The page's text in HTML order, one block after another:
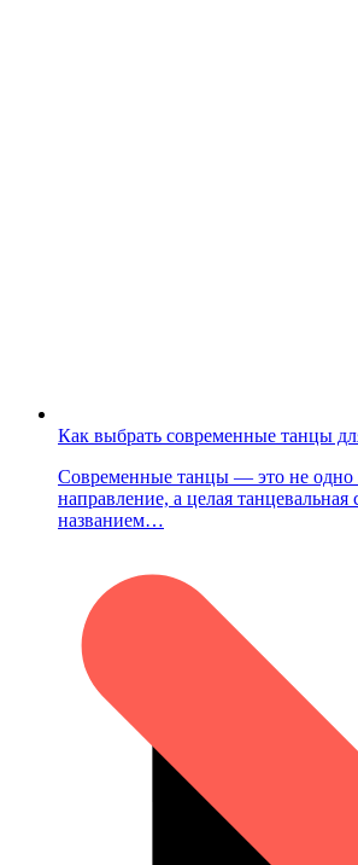
Как выбрать современные танцы
Современные танцы — это не одно
направление, а целая танцевальная
названием…